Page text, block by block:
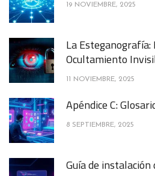
19 NOVIEMBRE, 2025
La
Ocultamiento
11 NOVIEMBRE, 2025
Apéndice C:
8 SEPTIEMBRE, 2025
Guía de